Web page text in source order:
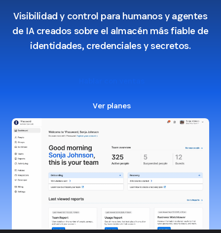
Visibilidad y control para humanos y agentes
de IA creados sobre el almacén más fiable de
identidades, credenciales y secretos.
Ver planes